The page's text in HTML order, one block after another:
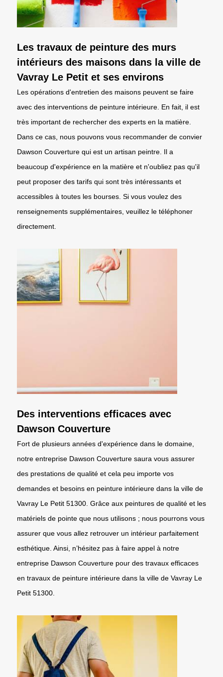
Les travaux de peinture des murs
intérieurs des maisons dans la ville de
Vavray Le Petit et ses environs
Les opérations d'entretien des maisons peuvent se faire
avec des interventions de peinture intérieure. En fait, il est
très important de rechercher des experts en la matière.
Dans ce cas, nous pouvons vous recommander de convier
Dawson Couverture qui est un artisan peintre. Il a
beaucoup d'expérience en la matière et n'oubliez pas qu'il
peut proposer des tarifs qui sont très intéressants et
accessibles à toutes les bourses. Si vous voulez des
renseignements supplémentaires, veuillez le téléphoner
directement.
Des interventions efficaces avec
Dawson Couverture
Fort de plusieurs années d'expérience dans le domaine,
notre entreprise Dawson Couverture saura vous assurer
des prestations de qualité et cela peu importe vos
demandes et besoins en peinture intérieure dans la ville de
Vavray Le Petit 51300. Grâce aux peintures de qualité et les
matériels de pointe que nous utilisons ; nous pourrons vous
assurer que vous allez retrouver un intérieur parfaitement
esthétique. Ainsi, n’hésitez pas à faire appel à notre
entreprise Dawson Couverture pour des travaux efficaces
en travaux de peinture intérieure dans la ville de Vavray Le
Petit 51300.